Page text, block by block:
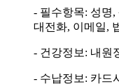
- 필수항목: 성명,
대전화, 이메일,
- 건강정보: 내원
- 수납정보: 카드